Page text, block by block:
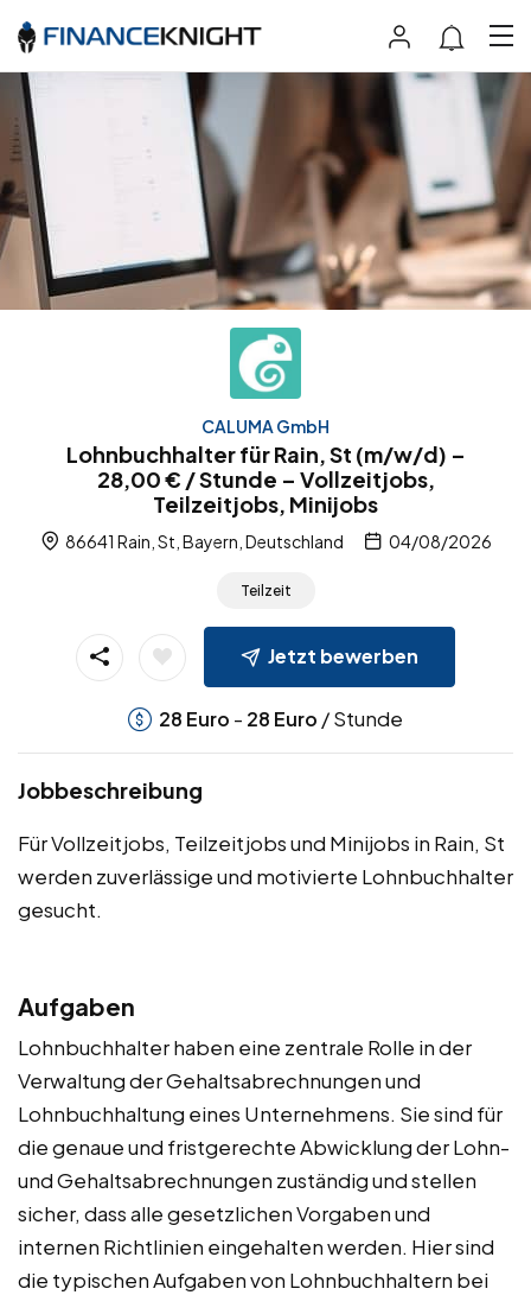
CALUMA GmbH
Lohnbuchhalter für Rain, St (m/w/d) –
28,00 € / Stunde – Vollzeitjobs,
Teilzeitjobs, Minijobs
86641 Rain, St, Bayern, Deutschland 04/08/2026
Teilzeit
Jetzt bewerben
28 Euro - 28 Euro / Stunde
Jobbeschreibung
Für Vollzeitjobs, Teilzeitjobs und Minijobs in Rain, St
werden zuverlässige und motivierte Lohnbuchhalter
gesucht.
Aufgaben
Lohnbuchhalter haben eine zentrale Rolle in der
Verwaltung der Gehaltsabrechnungen und
Lohnbuchhaltung eines Unternehmens. Sie sind für
die genaue und fristgerechte Abwicklung der Lohn-
und Gehaltsabrechnungen zuständig und stellen
sicher, dass alle gesetzlichen Vorgaben und
internen Richtlinien eingehalten werden. Hier sind
die typischen Aufgaben von Lohnbuchhaltern bei